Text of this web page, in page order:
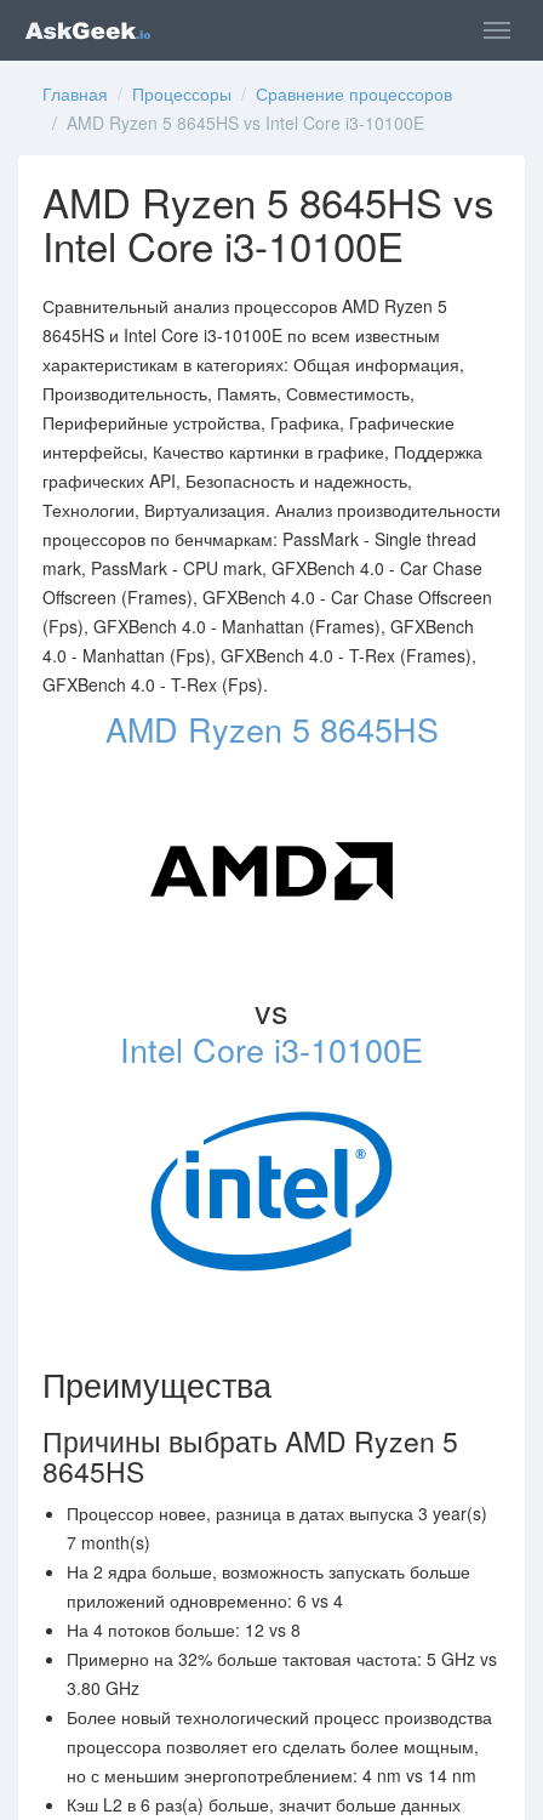
Главная / Процессоры / Сравнение процессоров
/ AMD Ryzen 5 8645HS vs Intel Core i3-10100E
AMD Ryzen 5 8645HS vs
Intel Core i3-10100E
Сравнительный анализ процессоров AMD Ryzen 5
8645HS и Intel Core i3-10100E по всем известным
характеристикам в категориях: Общая информация,
Производительность, Память, Совместимость,
Периферийные устройства, Графика, Графические
интерфейсы, Качество картинки в графике, Поддержка
графических API, Безопасность и надежность,
Технологии, Виртуализация. Анализ производительности
процессоров по бенчмаркам: PassMark - Single thread
mark, PassMark - CPU mark, GFXBench 4.0 - Car Chase
Offscreen (Frames), GFXBench 4.0 - Car Chase Offscreen
(Fps), GFXBench 4.0 - Manhattan (Frames), GFXBench
4.0 - Manhattan (Fps), GFXBench 4.0 - T-Rex (Frames),
GFXBench 4.0 - T-Rex (Fps).
AMD Ryzen 5 8645HS
vs
Intel Core i3-10100E
Преимущества
Причины выбрать AMD Ryzen 5
8645HS
Процессор новее, разница в датах выпуска 3 year(s)
7 month(s)
На 2 ядра больше, возможность запускать больше
приложений одновременно: 6 vs 4
На 4 потоков больше: 12 vs 8
Примерно на 32% больше тактовая частота: 5 GHz vs
3.80 GHz
Более новый технологический процесс производства
процессора позволяет его сделать более мощным,
но с меньшим энергопотреблением: 4 nm vs 14 nm
Кэш L2 в 6 раз(а) больше, значит больше данных